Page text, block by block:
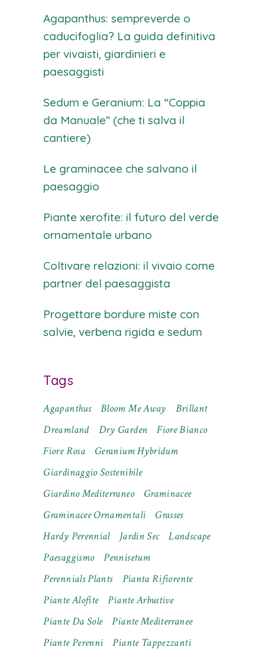
Agapanthus: sempreverde o
caducifoglia? La guida definitiva
per vivaisti, giardinieri e
paesaggisti
Sedum e Geranium: La “Coppia
da Manuale” (che ti salva il
cantiere)
Le graminacee che salvano il
paesaggio
Piante xerofite: il futuro del verde
ornamentale urbano
Coltivare relazioni: il vivaio come
partner del paesaggista
Progettare bordure miste con
salvie, verbena rigida e sedum
Tags
Agapanthus Bloom Me Away
Brillant
Dreamland
Dry Garden
Fiore Bianco
Fiore Rosa
Geranium Hybridum
Giardinaggio Sostenibile
Giardino Mediterraneo
Graminacee
Graminacee Ornamentali
Grasses
Hardy Perennial
Jardin Sec
Landscape
Paesaggismo
Pennisetum
Perennials Plants
Pianta Rifiorente
Piante Alofite
Piante Arbustive
Piante Da Sole
Piante Mediterranee
Piante Perenni
Piante Tappezzanti